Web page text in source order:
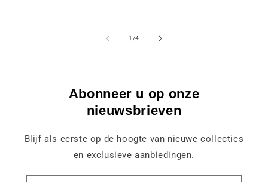
1 /van
4
Abonneer u op onze
nieuwsbrieven
Blijf als eerste op de hoogte van nieuwe collecties
en exclusieve aanbiedingen.